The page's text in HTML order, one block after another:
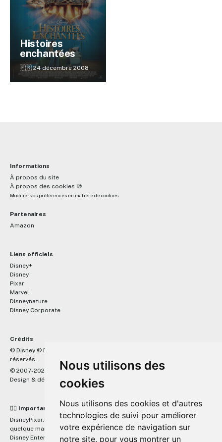
Nous utilisons des
cookies
Nous utilisons des cookies et d'autres
technologies de suivi pour améliorer
votre expérience de navigation sur
notre site, pour vous montrer un
Histoires
enchantées
🇫🇷 24 décembre 2008
Informations
À propos du site
À propos des cookies 🍪
Modifier vos préférences en matière de cookies
Partenaires
Amazon
Liens officiels
Disney+
Disney
Pixar
Marvel
Disneynature
Disney Corporate
Crédits
© Disney © Disney/Pixar © &
réservés.
© 2007-2026 DisneyPixar.fr
Design & développement :
MonsieurPaul
☝🏼 Important
DisneyPixar.fr est un site indépendant et n'est en aucun cas lié de
quelque manière que ce soit avec The Walt Disney Company, Pixar,
Disney Enterprises, Inc ou leurs dérivés ou associés. Toute demande
✕